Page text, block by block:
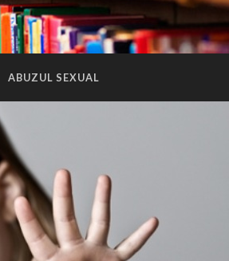
ABUZUL SEXUAL